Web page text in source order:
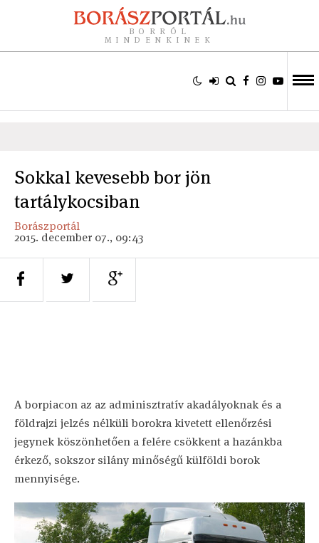
BORRÓL
MINDENKINEK
Sokkal kevesebb bor jön
tartálykocsiban
Borászportál
2015. december 07., 09:43
A borpiacon az az adminisztratív akadályoknak és a
földrajzi jelzés nélküli borokra kivetett ellenőrzési
jegynek köszönhetően a felére csökkent a hazánkba
érkező, sokszor silány minőségű külföldi borok
mennyisége.